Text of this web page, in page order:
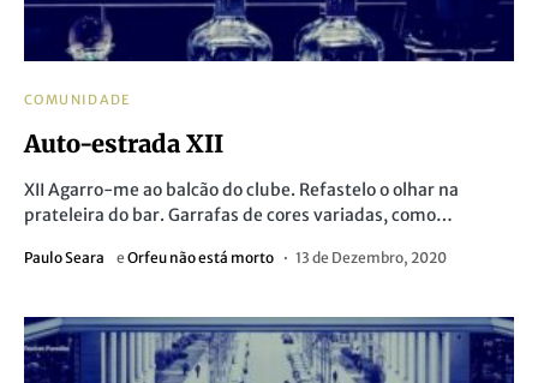
COMUNIDADE
Auto-estrada XII
XII Agarro-me ao balcão do clube. Refastelo o olhar na
prateleira do bar. Garrafas de cores variadas, como…
Paulo Seara e Orfeu não está morto 13 de Dezembro, 2020